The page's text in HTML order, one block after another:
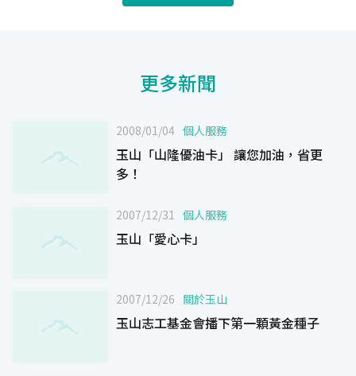
更多新聞
2008/01/04 個人服務
玉山「山隆優油卡」 讓您加油，省更
多！
2007/12/31 個人服務
玉山「愛心卡」
2007/12/26 關於玉山
玉山志工基金會播下第一顆黃金種子